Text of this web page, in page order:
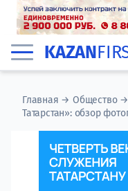
KAZAN
Главная →Общество→
Татарстан»: обзор